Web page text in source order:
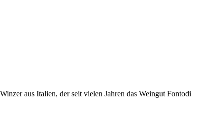
aus Italien, der seit vielen Jahren das Weingut Fontodi